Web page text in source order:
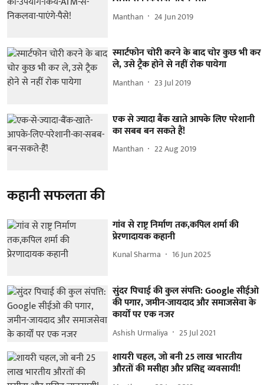
Manthan 24 Jun 2019
स्मार्टफोन चोरी करने के बाद चोर कुछ भी कर
ले, उसे ट्रैक होने से नहीं रोक पायेगा
Manthan 23 Jul 2019
एक से ज्यादा बैंक खाते आपके लिए परेशानी
का सबब बन सकते हैं!
Manthan 22 Aug 2019
कहानी सफलता की
गांव से राष्ट्र निर्माण तक,कपिल शर्मा की
प्रेरणादायक कहानी
Kunal Sharma 16 Jun 2025
सुंदर पिचाई की कुल संपत्ति: Google सीईओ
की पगार, जमीन-जायदाद और समाजसेवा के
कार्यों पर एक नजर
Ashish Urmaliya 25 Jul 2021
शायरी चहल, जो बनी 25 लाख भारतीय
औरतों की मसीहा और प्रसिद्द व्यवसायी!